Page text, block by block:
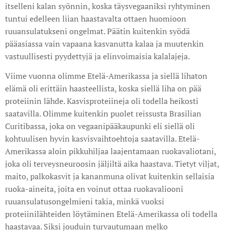
itselleni kalan syönnin, koska täysvegaaniksi ryhtyminen
tuntui edelleen liian haastavalta ottaen huomioon
ruuansulatukseni ongelmat. Päätin kuitenkin syödä
pääasiassa vain vapaana kasvanutta kalaa ja muutenkin
vastuullisesti pyydettyjä ja elinvoimaisia kalalajeja.
Viime vuonna olimme Etelä-Amerikassa ja siellä lihaton
elämä oli erittäin haasteellista, koska siellä liha on pää
proteiinin lähde. Kasvisproteiineja oli todella heikosti
saatavilla. Olimme kuitenkin puolet reissusta Brasilian
Curitibassa, joka on vegaanipääkaupunki eli siellä oli
kohtuulisen hyvin kasvisvaihtoehtoja saatavilla. Etelä-
Amerikassa aloin pikkuhiljaa laajentamaan ruokavaliotani,
joka oli terveysneuroosin jäljiltä aika haastava. Tietyt viljat,
maito, palkokasvit ja kananmuna olivat kuitenkin sellaisia
ruoka-aineita, joita en voinut ottaa ruokavaliooni
ruuansulatusongelmieni takia, minkä vuoksi
proteiinilähteiden löytäminen Etelä-Amerikassa oli todella
haastavaa. Siksi jouduin turvautumaan melko